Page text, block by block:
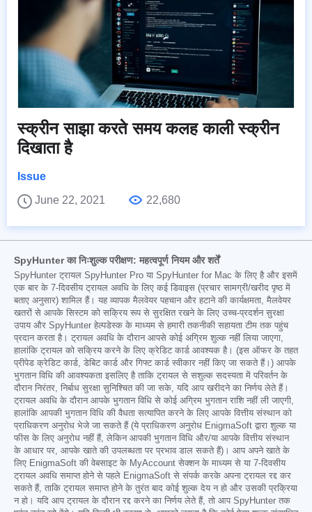
स्क्रीन साझा करते समय कलह काली स्क्रीन
दिखाता है
Issue
June 22, 2021
22,680
SpyHunter का निःशुल्क परीक्षण: महत्वपूर्ण नियम और शर्तें
SpyHunter ट्रायल SpyHunter Pro या SpyHunter for Mac के लिए है और इसमें
एक बार के 7-दिवसीय ट्रायल अवधि के लिए कई डिवाइस (प्रचार सामग्री/खरीद पृष्ठ में
बताए अनुसार) शामिल हैं। यह व्यापक मैलवेयर पहचान और हटाने की कार्यक्षमता, मैलवेयर
खतरों से आपके सिस्टम को सक्रिय रूप से सुरक्षित रखने के लिए उच्च-प्रदर्शन सुरक्षा
उपाय और SpyHunter हेल्पडेस्क के माध्यम से हमारी तकनीकी सहायता टीम तक पहुंच
प्रदान करता है। ट्रायल अवधि के दौरान आपसे कोई अग्रिम शुल्क नहीं लिया जाएगा,
हालांकि ट्रायल को सक्रिय करने के लिए क्रेडिट कार्ड आवश्यक है। (इस ऑफर के तहत
प्रीपेड क्रेडिट कार्ड, डेबिट कार्ड और गिफ्ट कार्ड स्वीकार नहीं किए जा सकते हैं।) आपके
भुगतान विधि की आवश्यकता इसलिए है ताकि ट्रायल से सशुल्क सदस्यता में परिवर्तन के
दौरान निरंतर, निर्बाध सुरक्षा सुनिश्चित की जा सके, यदि आप खरीदने का निर्णय लेते हैं।
ट्रायल अवधि के दौरान आपके भुगतान विधि से कोई अग्रिम भुगतान राशि नहीं ली जाएगी,
हालांकि आपकी भुगतान विधि की वैधता सत्यापित करने के लिए आपके वित्तीय संस्थान को
प्राधिकरण अनुरोध भेजे जा सकते हैं (ये प्राधिकरण अनुरोध EnigmaSoft द्वारा शुल्क या
फीस के लिए अनुरोध नहीं हैं, लेकिन आपकी भुगतान विधि और/या आपके वित्तीय संस्थान
के आधार पर, आपके खाते की उपलब्धता पर प्रभाव डाल सकते हैं)। आप अपने खाते के
लिए EnigmaSoft की वेबसाइट के MyAccount सेक्शन के माध्यम से या 7-दिवसीय
ट्रायल अवधि समाप्त होने से पहले EnigmaSoft से संपर्क करके अपना ट्रायल रद्द कर
सकते हैं, ताकि ट्रायल समाप्त होने के तुरंत बाद कोई शुल्क देय न हो और उसकी प्रक्रिया
न हो। यदि आप ट्रायल के दौरान रद्द करने का निर्णय लेते हैं, तो आप SpyHunter तक